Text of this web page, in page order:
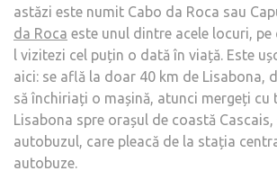
astăzi este numit Cabo da Roca sau
da Roca este unul dintre acele locuri, pe
l vizitezi cel puțin o dată în viață. Este
aici: se află la doar 40 km de Lisabona,
să închiriați o mașină, atunci mergeți cu
Lisabona spre orașul de coastă Cascais,
autobuzul, care pleacă de la stația
autobuze.